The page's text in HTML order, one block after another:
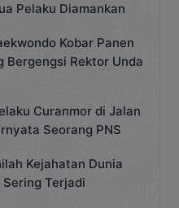
Pelaku Diamankan
Kobar Panen
Bergengsi Rektor Unda
Curanmor di Jalan
Seorang PNS
Kejahatan Dunia
Terjadi